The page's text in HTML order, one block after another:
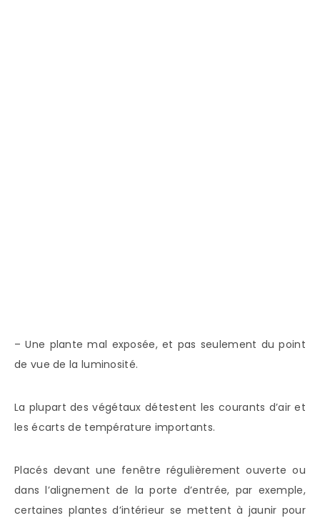
– Une plante mal exposée, et pas seulement du point
de vue de la luminosité.
La plupart des végétaux détestent les courants d’air et
les écarts de température importants.
Placés devant une fenêtre régulièrement ouverte ou
dans l’alignement de la porte d’entrée, par exemple,
certaines plantes d’intérieur se mettent à jaunir pour